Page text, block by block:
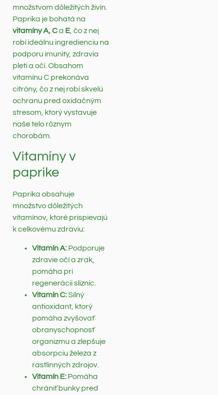
množstvom dôležitých živín.
Paprika je bohatá na
vitamíny A, Ca E , čo z nej
robí ideálnu ingredienciu na
podporu imunity, zdravia
pleti a očí. Obsahom
vitamínu C prekonáva
citróny, čo z nej robí skvelú
ochranu pred oxidačným
stresom, ktorý vystavuje
naše telo rôznym
chorobám.
Vitamíny v
paprike
Paprika obsahuje
množstvo dôležitých
vitamínov, ktoré prispievajú
k celkovému zdraviu:
Vitamín A: Podporuje
zdravie očí a zrak,
pomáha pri
regenerácii slizníc.
Vitamín C:Silný
antioxidant, ktorý
pomáha zvyšovať
obranyschopnosť
organizmu a zlepšuje
absorpciu železa z
rastlinných zdrojov.
Vitamín E: Pomáha
chrániť bunky pred